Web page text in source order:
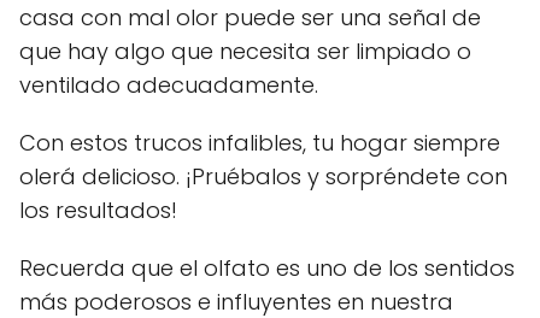
casa con mal olor puede ser una señal de
que hay algo que necesita ser limpiado o
ventilado adecuadamente.
Con estos trucos infalibles, tu hogar siempre
olerá delicioso. ¡Pruébalos y sorpréndete con
los resultados!
Recuerda que el olfato es uno de los sentidos
más poderosos e influyentes en nuestra